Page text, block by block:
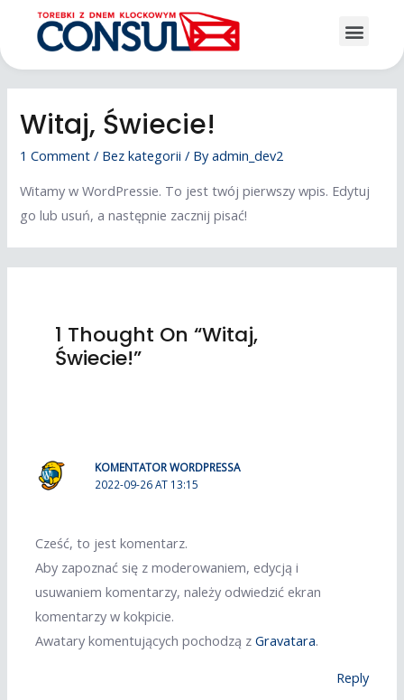
Witaj, Świecie!
1 Comment / Bez kategorii / Byadmin_dev2
Witamy w WordPressie. To jest twój pierwszy wpis. Edytuj
go lub usuń, a następnie zacznij pisać!
1 Thought On “Witaj,
Świecie!”
KOMENTATOR WORDPRESSA
2022-09-26 AT 13:15
Cześć, to jest komentarz.
Aby zapoznać się z moderowaniem, edycją i
usuwaniem komentarzy, należy odwiedzić ekran
komentarzy w kokpicie.
Awatary komentujących pochodzą zGravatara.
Reply